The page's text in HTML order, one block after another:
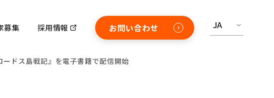
募集 採用情報 お問い合わせ JA
ドス島戦記』を電子書籍で配信開始